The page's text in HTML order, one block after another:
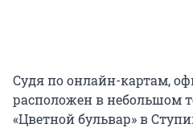
Судя по онлайн-картам,
расположен в небольшом
«Цветной бульвар» в